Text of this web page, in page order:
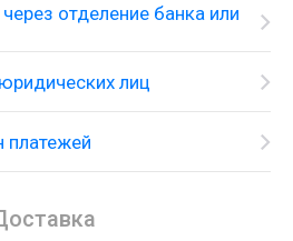
отделение банка или
лиц
платежей